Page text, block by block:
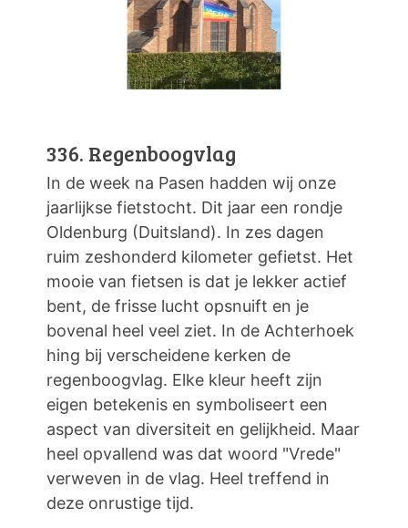
336. Regenboogvlag
In de week na Pasen hadden wij onze
jaarlijkse fietstocht. Dit jaar een rondje
Oldenburg (Duitsland). In zes dagen
ruim zeshonderd kilometer gefietst. Het
mooie van fietsen is dat je lekker actief
bent, de frisse lucht opsnuift en je
bovenal heel veel ziet. In de Achterhoek
hing bij verscheidene kerken de
regenboogvlag. Elke kleur heeft zijn
eigen betekenis en symboliseert een
aspect van diversiteit en gelijkheid. Maar
heel opvallend was dat woord "Vrede"
verweven in de vlag. Heel treffend in
deze onrustige tijd.